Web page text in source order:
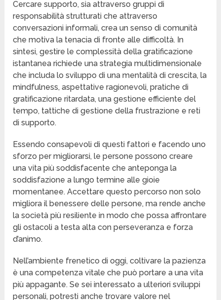
Cercare supporto, sia attraverso gruppi di
responsabilità strutturati che attraverso
conversazioni informali, crea un senso di comunità
che motiva la tenacia di fronte alle difficoltà. In
sintesi, gestire le complessità della gratificazione
istantanea richiede una strategia multidimensionale
che includa lo sviluppo di una mentalità di crescita, la
mindfulness, aspettative ragionevoli, pratiche di
gratificazione ritardata, una gestione efficiente del
tempo, tattiche di gestione della frustrazione e reti
di supporto.
Essendo consapevoli di questi fattori e facendo uno
sforzo per migliorarsi, le persone possono creare
una vita più soddisfacente che anteponga la
soddisfazione a lungo termine alle gioie
momentanee. Accettare questo percorso non solo
migliora il benessere delle persone, ma rende anche
la società più resiliente in modo che possa affrontare
gli ostacoli a testa alta con perseveranza e forza
d’animo.
Nell’ambiente frenetico di oggi, coltivare la pazienza
è una competenza vitale che può portare a una vita
più appagante. Se sei interessato a ulteriori sviluppi
personali, potresti anche trovare valore nel